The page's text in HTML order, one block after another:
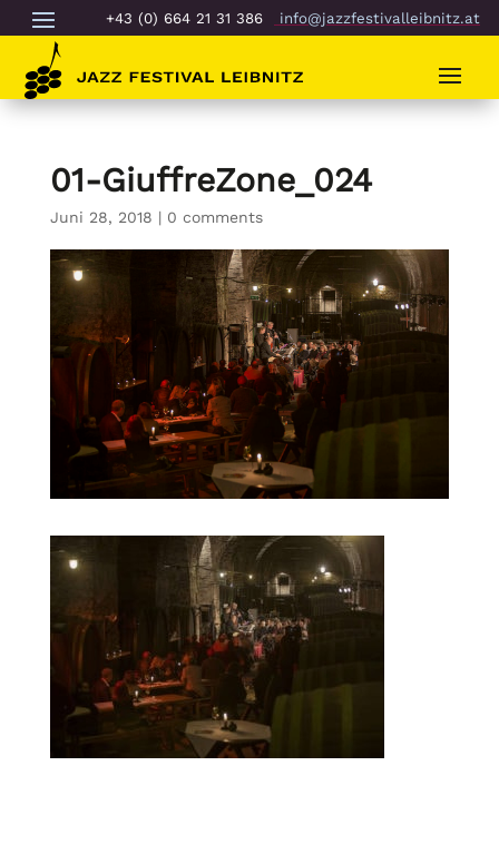
+43 (0) 664 21 31 386 info@jazzfestivalleibnitz.at
01-GiuffreZone_024
Juni 28, 2018 | 0 comments